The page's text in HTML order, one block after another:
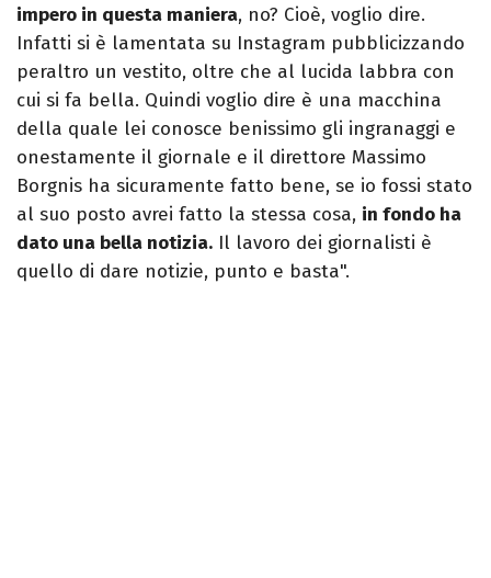
impero in questa maniera, no? Cioè, voglio dire.
Infatti si è lamentata su Instagram pubblicizzando
peraltro un vestito, oltre che al lucida labbra con
cui si fa bella. Quindi voglio dire è una macchina
della quale lei conosce benissimo gli ingranaggi e
onestamente il giornale e il direttore Massimo
Borgnis ha sicuramente fatto bene, se io fossi stato
al suo posto avrei fatto la stessa cosa, in fondo ha
dato una bella notizia. Il lavoro dei giornalisti è
quello di dare notizie, punto e basta".